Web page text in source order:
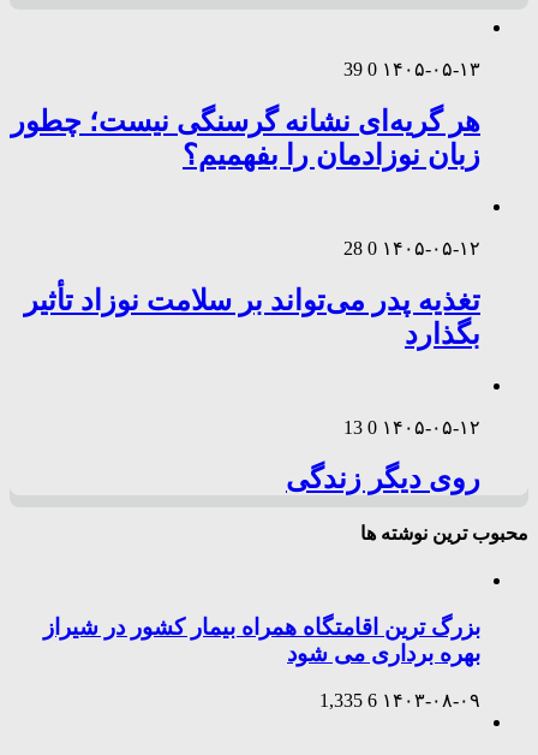
۱۴۰۵-۰۵-۱۳ 0
39
هر گریه‌ای نشانه گرسنگی نیست؛ چطور
زبان نوزادمان را بفهمیم؟
۱۴۰۵-۰۵-۱۲ 0
28
تغذیه پدر می‌تواند بر سلامت نوزاد تأثیر
بگذارد
۱۴۰۵-۰۵-۱۲ 0
13
روی دیگر زندگی
محبوب ترین نوشته ها
بزرگ ترین اقامتگاه همراه بیمار کشور در شیراز
بهره برداری می شود
۱۴۰۳-۰۸-۰۹ 6
1,335